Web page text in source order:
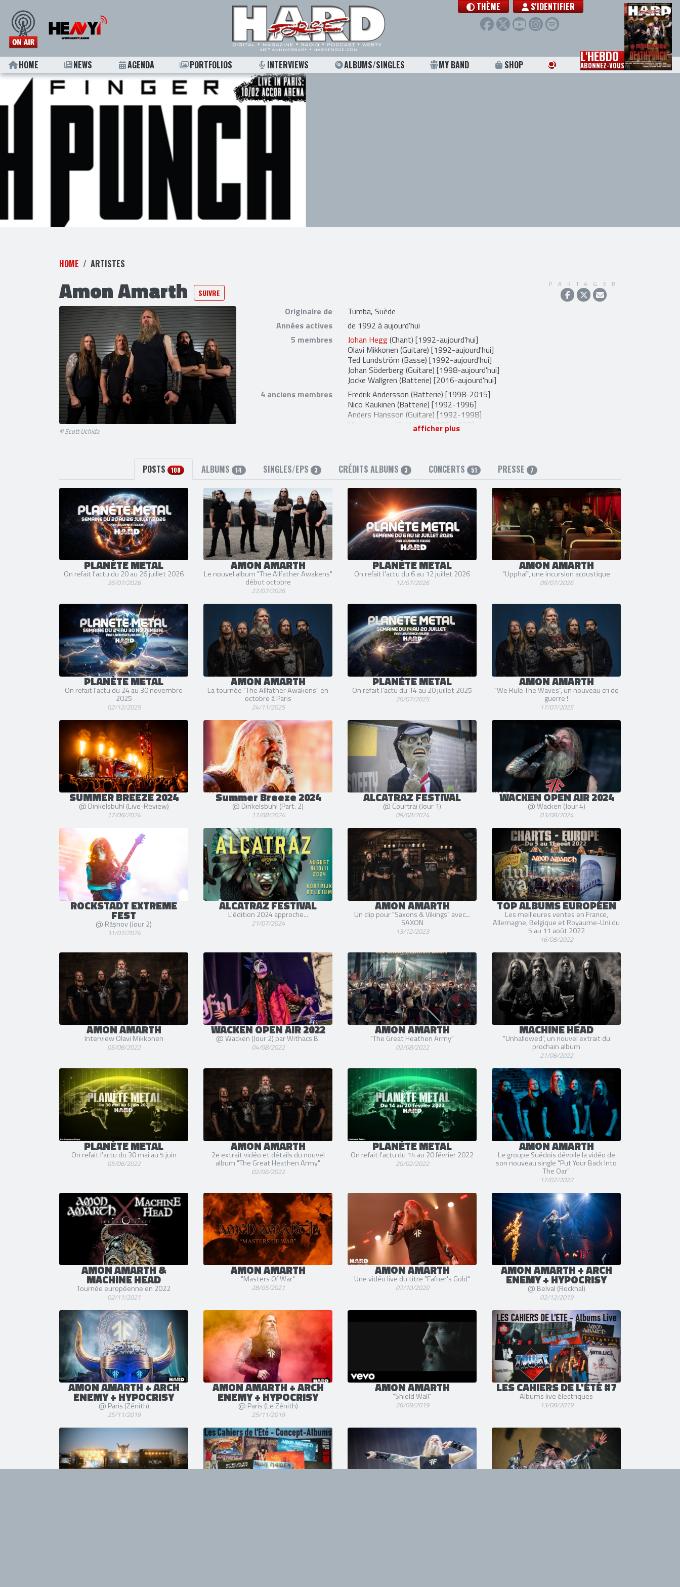
THÈME S'IDENTIFIER
HOME NEWS AGENDA PORTFOLIOS INTERVIEWS ALBUMS/SINGLES MY BAND SHOP L'HEBDO
ABONNEZ-VOUS
HOME ARTISTES
Amon Amarth SUIVRE
PARTAGER
© Scott Uchida
Originaire de
Tumba, Suède
Années actives
de 1992 à aujourd'hui
5 membres
Johan Hegg(Chant) [1992-aujourd'hui]
Olavi Mikkonen (Guitare) [1992-aujourd'hui]
Ted Lundström (Basse) [1992-aujourd'hui]
Johan Söderberg(Guitare) [1998-aujourd'hui]
Jocke Wallgren (Batterie) [2016-aujourd'hui]
4 anciens membres
Fredrik Andersson (Batterie) [1998-2015]
Nico Kaukinen (Batterie) [1992-1996]
Anders Hansson (Guitare) [1992-1998]
Martin Lopez
(Batterie) [1996-1998]
afficher plus
POSTS 108 ALBUMS 14 SINGLES/EPS 3 CRÉDITS ALBUMS 3 CONCERTS 51 PRESSE 7
PLANÈTE METAL
On refait l'actu du 20 au 26 juillet 2026
26/07/2026
AMON AMARTH
Le nouvel album "The Allfather Awakens"
début octobre
22/07/2026
PLANÈTE METAL
On refait l'actu du 6 au 12 juillet 2026
12/07/2026
AMON AMARTH
"Upphaf", une incursion acoustique
09/07/2026
PLANÈTE METAL
On refait l'actu du 24 au 30 novembre
2025
02/12/2025
AMON AMARTH
La tournée "The Allfather Awakens" en
octobre à Paris
24/11/2025
PLANÈTE METAL
On refait l'actu du 14 au 20 juillet 2025
20/07/2025
AMON AMARTH
"We Rule The Waves", un nouveau cri de
guerre !
17/07/2025
SUMMER BREEZE 2024
@ Dinkelsbühl (Live-Review)
17/08/2024
Summer Breeze 2024
@ Dinkelsbuhl (Part. 2)
17/08/2024
ALCATRAZ FESTIVAL
@ Courtrai (Jour 1)
09/08/2024
WACKEN OPEN AIR 2024
@ Wacken (Jour 4)
03/08/2024
ROCKSTADT EXTREME
FEST
@ Râșnov (Jour 2)
31/07/2024
ALCATRAZ FESTIVAL
L'édition 2024 approche...
21/07/2024
AMON AMARTH
Un clip pour "Saxons & Vikings" avec...
SAXON
13/12/2023
TOP ALBUMS EUROPÉEN
Les meilleures ventes en France,
Allemagne, Belgique et Royaume-Uni du
5 au 11 août 2022
16/08/2022
AMON AMARTH
Interview Olavi Mikkonen
05/08/2022
WACKEN OPEN AIR 2022
@ Wacken (Jour 2) par Withacs B.
04/08/2022
AMON AMARTH
"The Great Heathen Army"
02/08/2022
MACHINE HEAD
"Unhallowed", un nouvel extrait du
prochain album
21/06/2022
PLANÈTE METAL
On refait l'actu du 30 mai au 5 juin
05/06/2022
AMON AMARTH
2e extrait vidéo et détails du nouvel
album "The Great Heathen Army"
02/06/2022
PLANÈTE METAL
On refait l'actu du 14 au 20 février 2022
20/02/2022
AMON AMARTH
Le groupe Suédois dévoile la vidéo de
son nouveau single "Put Your Back Into
The Oar"
17/02/2022
AMON AMARTH &
MACHINE HEAD
Tournée européenne en 2022
02/11/2021
AMON AMARTH
"Masters Of War"
28/05/2021
AMON AMARTH
Une vidéo live du titre "Fafner's Gold"
07/10/2020
AMON AMARTH + ARCH
ENEMY + HYPOCRISY
@ Belval (Rockhal)
02/12/2019
AMON AMARTH + ARCH
ENEMY + HYPOCRISY
@ Paris (Zénith)
25/11/2019
AMON AMARTH + ARCH
ENEMY + HYPOCRISY
@ Paris (Le Zénith)
25/11/2019
AMON AMARTH
"Shield Wall"
26/09/2019
LES CAHIERS DE L'ÉTÉ #7
Albums live électriques
13/08/2019